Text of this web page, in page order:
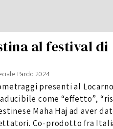
al festival di
Pardo 2024
presenti al
come “effetto”,
Maha Haj ad aver
Co-prodotto fra